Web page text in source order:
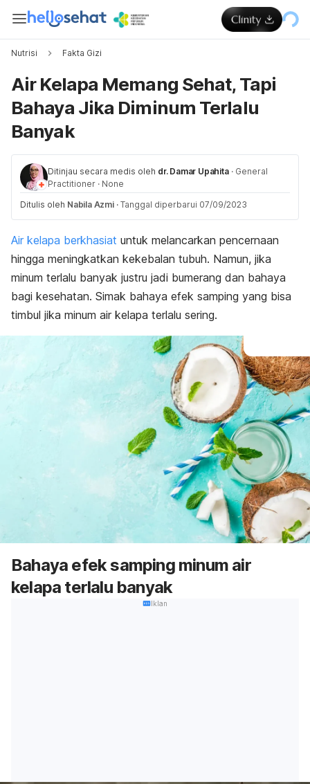
Nutrisi Fakta Gizi
Air Kelapa Memang Sehat, Tapi
Bahaya Jika Diminum Terlalu
Banyak
Ditinjau secara medis oleh dr. Damar Upahita · General
Practitioner · None
Ditulis oleh Nabila Azmi · Tanggal diperbarui 07/09/2023
Air kelapa berkhasiat untuk melancarkan pencernaan
hingga meningkatkan kekebalan tubuh. Namun, jika
minum terlalu banyak justru jadi bumerang dan bahaya
bagi kesehatan. Simak bahaya efek samping yang bisa
timbul jika minum air kelapa terlalu sering.
Bahaya efek samping minum air
kelapa terlalu banyak
Iklan